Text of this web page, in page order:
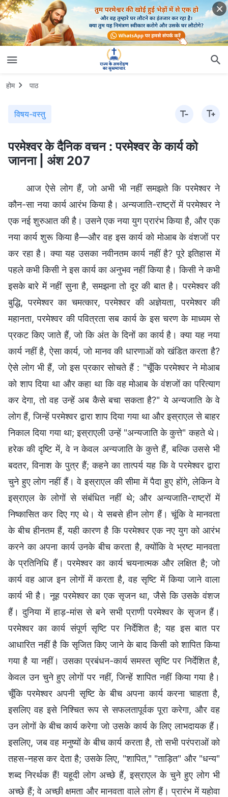
होम पाठ
विषय-वस्तु
परमेश्वर के दैनिक वचन : परमेश्वर के कार्य को
जानना | अंश 207
आज ऐसे लोग हैं, जो अभी भी नहीं समझते कि परमेश्वर ने
कौन-सा नया कार्य आरंभ किया है। अन्यजाति-राष्ट्रों में परमेश्वर ने
एक नई शुरुआत की है। उसने एक नया युग प्रारंभ किया है, और एक
नया कार्य शुरू किया है—और वह इस कार्य को मोआब के वंशजों पर
कर रहा है। क्या यह उसका नवीनतम कार्य नहीं है? पूरे इतिहास में
पहले कभी किसी ने इस कार्य का अनुभव नहीं किया है। किसी ने कभी
इसके बारे में नहीं सुना है, समझना तो दूर की बात है। परमेश्वर की
बुद्धि, परमेश्वर का चमत्कार, परमेश्वर की अज्ञेयता, परमेश्वर की
महानता, परमेश्वर की पवित्रता सब कार्य के इस चरण के माध्यम से
प्रकट किए जाते हैं, जो कि अंत के दिनों का कार्य है। क्या यह नया
कार्य नहीं है, ऐसा कार्य, जो मानव की धारणाओं को खंडित करता है?
ऐसे लोग भी हैं, जो इस प्रकार सोचते हैं : "चूँकि परमेश्वर ने मोआब
को शाप दिया था और कहा था कि वह मोआब के वंशजों का परित्याग
कर देगा, तो वह उन्हें अब कैसे बचा सकता है?" ये अन्यजाति के वे
लोग हैं, जिन्हें परमेश्वर द्वारा शाप दिया गया था और इस्राएल से बाहर
निकाल दिया गया था; इस्राएली उन्हें "अन्यजाति के कुत्ते" कहते थे।
हरेक की दृष्टि में, वे न केवल अन्यजाति के कुत्ते हैं, बल्कि उससे भी
बदतर, विनाश के पुत्र हैं; कहने का तात्पर्य यह कि वे परमेश्वर द्वारा
चुने हुए लोग नहीं हैं। वे इस्राएल की सीमा में पैदा हुए होंगे, लेकिन वे
इस्राएल के लोगों से संबंधित नहीं थे; और अन्यजाति-राष्ट्रों में
निष्कासित कर दिए गए थे। ये सबसे हीन लोग हैं। चूंकि वे मानवता
के बीच हीनतम हैं, यही कारण है कि परमेश्वर एक नए युग को आरंभ
करने का अपना कार्य उनके बीच करता है, क्योंकि वे भ्रष्ट मानवता
के प्रतिनिधि हैं। परमेश्वर का कार्य चयनात्मक और लक्षित है; जो
कार्य वह आज इन लोगों में करता है, वह सृष्टि में किया जाने वाला
कार्य भी है। नूह परमेश्वर का एक सृजन था, जैसे कि उसके वंशज
हैं। दुनिया में हाड़-मांस से बने सभी प्राणी परमेश्वर के सृजन हैं।
परमेश्वर का कार्य संपूर्ण सृष्टि पर निर्देशित है; यह इस बात पर
आधारित नहीं है कि सृजित किए जाने के बाद किसी को शापित किया
गया है या नहीं। उसका प्रबंधन-कार्य समस्त सृष्टि पर निर्देशित है,
केवल उन चुने हुए लोगों पर नहीं, जिन्हें शापित नहीं किया गया है।
चूँकि परमेश्वर अपनी सृष्टि के बीच अपना कार्य करना चाहता है,
इसलिए वह इसे निश्चित रूप से सफलतापूर्वक पूरा करेगा, और वह
उन लोगों के बीच कार्य करेगा जो उसके कार्य के लिए लाभदायक हैं।
इसलिए, जब वह मनुष्यों के बीच कार्य करता है, तो सभी परंपराओं को
तहस-नहस कर देता है; उसके लिए, "शापित," "ताड़ित" और "धन्य"
शब्द निरर्थक हैं! यहूदी लोग अच्छे हैं, इस्राएल के चुने हुए लोग भी
अच्छे हैं; वे अच्छी क्षमता और मानवता वाले लोग हैं। प्रारंभ में यहोवा